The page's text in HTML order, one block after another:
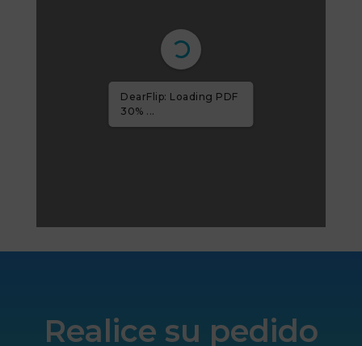
DearFlip: Loading PDF
59% ...
Realice su pedido